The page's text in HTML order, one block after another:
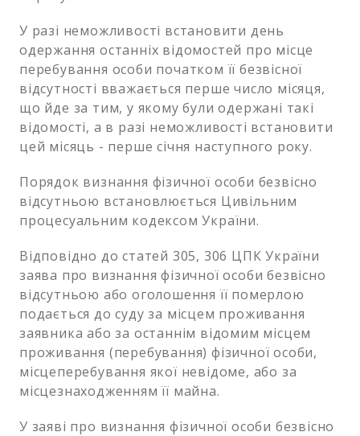
У разі неможливості встановити день
одержання останніх відомостей про місце
перебування особи початком її безвісної
відсутності вважається перше число місяця,
що йде за тим, у якому були одержані такі
відомості, а в разі неможливості встановити
цей місяць - перше січня наступного року.
Порядок визнання фізичної особи безвісно
відсутньою встановлюється Цивільним
процесуальним кодексом України.
Відповідно до статей 305, 306 ЦПК України
заява про визнання фізичної особи безвісно
відсутньою або оголошення її померлою
подається до суду за місцем проживання
заявника або за останнім відомим місцем
проживання (перебування) фізичної особи,
місцеперебування якої невідоме, або за
місцезнаходженням її майна.
У заяві про визнання фізичної особи безвісно